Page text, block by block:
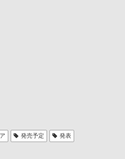
発売予定 発表